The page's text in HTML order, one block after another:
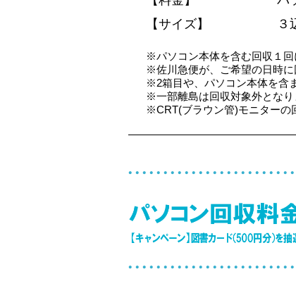
【サイズ】 ３
※パソコン本体を含む回収１回
※佐川急便が、ご希望の日時に
※2箱目や、パソコン本体を含
※一部離島は回収対象外となり
※CRT(ブラウン管)モニターの